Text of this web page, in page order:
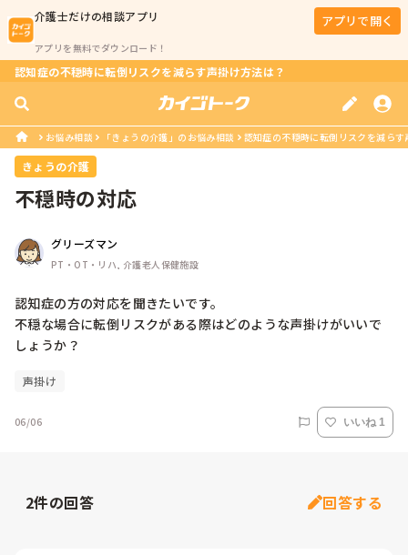
介護士だけの相談アプリ
アプリを無料でダウンロード！
アプリで開く
認知症の不穏時に転倒リスクを減らす声掛け方法は？
お悩み相談 「きょうの介護」のお悩み相談 認知症の不穏時に転倒リスクを減ら
きょうの介護
不穏時の対応
グリーズマン
PT・OT・リハ, 介護老人保健施設
認知症の方の対応を聞きたいです。
不穏な場合に転倒リスクがある際はどのような声掛けがいいで
しょうか？
声掛け
06/06 いいね 1
2件の回答 回答する